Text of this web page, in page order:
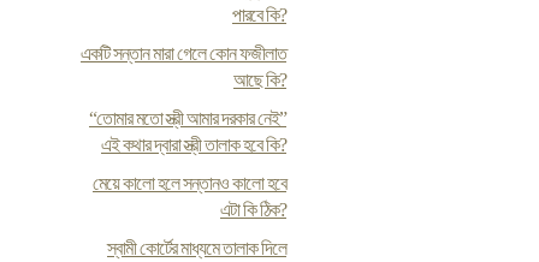
পারবে কি?
একটি সন্তান মারা গেলে কোন ফজীলাত
আছে কি?
“তোমার মতো স্ত্রী আমার দরকার নেই”
এই কথার দ্বারা স্ত্রী তালাক হবে কি?
মেয়ে কালো হলে সন্তানও কালো হবে
এটা কি ঠিক?
স্বামী কোর্টের মাধ্যমে তালাক দিলে